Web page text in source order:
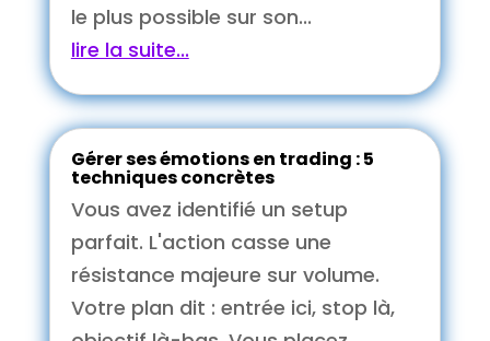
le plus possible sur son...
lire la suite...
Gérer ses émotions en trading : 5
techniques concrètes
Vous avez identifié un setup
parfait. L'action casse une
résistance majeure sur volume.
Votre plan dit : entrée ici, stop là,